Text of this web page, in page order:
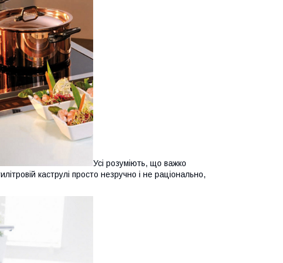
Усі розуміють, що важко
каструлі просто незручно і не раціонально,